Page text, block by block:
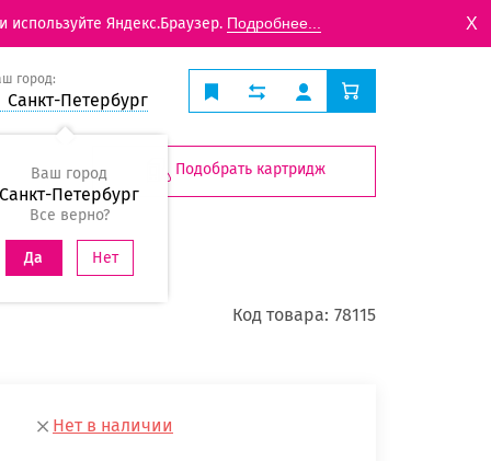
Яндекс.Браузер. Подробнее... X
город:
Санкт-Петербург
Ваш город
Санкт-Петербург
Все верно?
Да Нет
Подобрать картридж
Код товара: 78115
Нет в наличии